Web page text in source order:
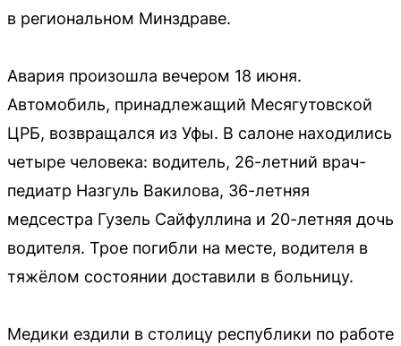
в региональном Минздраве.
Авария произошла вечером 18 июня.
Автомобиль, принадлежащий Месягутовской
ЦРБ, возвращался из Уфы. В салоне находились
четыре человека: водитель, 26-летний врач-
педиатр Назгуль Вакилова, 36-летняя
медсестра Гузель Сайфуллина и 20-летняя дочь
водителя. Трое погибли на месте, водителя в
тяжёлом состоянии доставили в больницу.
Медики ездили в столицу республики по работе